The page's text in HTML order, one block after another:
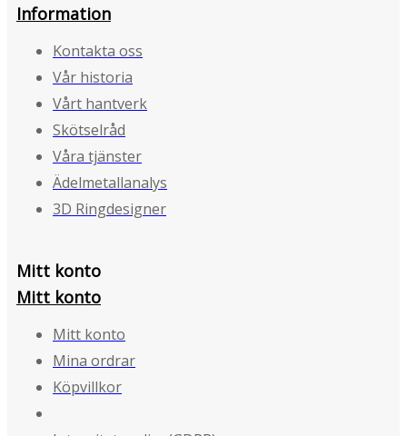
Information
Kontakta oss
Vår historia
Vårt hantverk
Skötselråd
Våra tjänster
Ädelmetallanalys
3D Ringdesigner
Mitt konto
Mitt konto
Mitt konto
Mina ordrar
Köpvillkor